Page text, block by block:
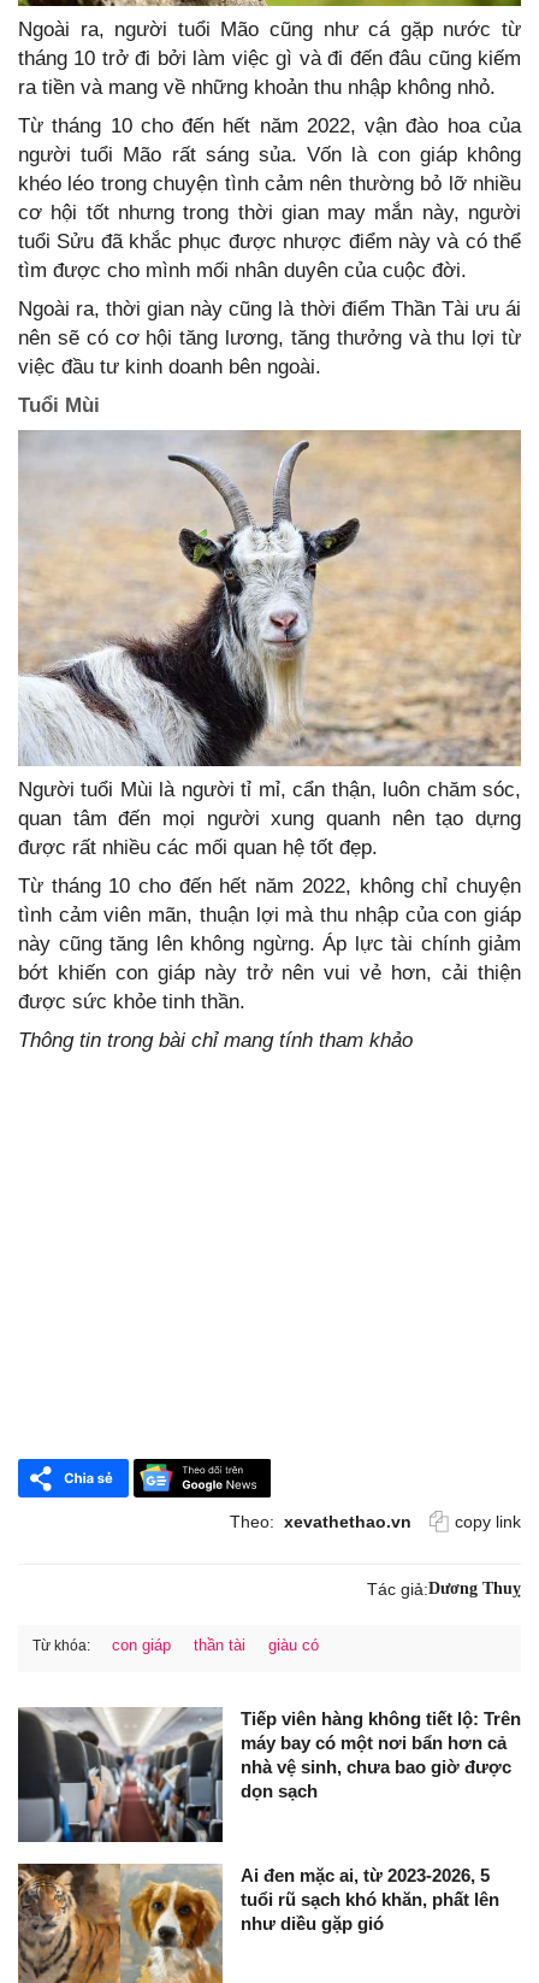
Ngoài ra, người tuổi Mão cũng như cá gặp nước từ
tháng 10 trở đi bởi làm việc gì và đi đến đâu cũng kiếm
ra tiền và mang về những khoản thu nhập không nhỏ.
Từ tháng 10 cho đến hết năm 2022, vận đào hoa của
người tuổi Mão rất sáng sủa. Vốn là con giáp không
khéo léo trong chuyện tình cảm nên thường bỏ lỡ nhiều
cơ hội tốt nhưng trong thời gian may mắn này, người
tuổi Sửu đã khắc phục được nhược điểm này và có thể
tìm được cho mình mối nhân duyên của cuộc đời.
Ngoài ra, thời gian này cũng là thời điểm Thần Tài ưu ái
nên sẽ có cơ hội tăng lương, tăng thưởng và thu lợi từ
việc đầu tư kinh doanh bên ngoài.
Tuổi Mùi
Người tuổi Mùi là người tỉ mỉ, cẩn thận, luôn chăm sóc,
quan tâm đến mọi người xung quanh nên tạo dựng
được rất nhiều các mối quan hệ tốt đẹp.
Từ tháng 10 cho đến hết năm 2022, không chỉ chuyện
tình cảm viên mãn, thuận lợi mà thu nhập của con giáp
này cũng tăng lên không ngừng. Áp lực tài chính giảm
bớt khiến con giáp này trở nên vui vẻ hơn, cải thiện
được sức khỏe tinh thần.
Thông tin trong bài chỉ mang tính tham khảo
Theo: xevathethao.vn copy link
Tác giả:Dương Thuỵ
Từ khóa: con giáp thần tài giàu có
Tiếp viên hàng không tiết lộ: Trên
máy bay có một nơi bẩn hơn cả
nhà vệ sinh, chưa bao giờ được
dọn sạch
Ai đen mặc ai, từ 2023-2026, 5
tuổi rũ sạch khó khăn, phất lên
như diều gặp gió